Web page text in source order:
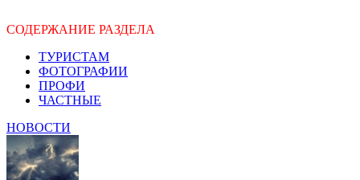
СОДЕРЖАНИЕ РАЗДЕЛА
ТУРИСТАМ
ФОТОГРАФИИ
ПРОФИ
ЧАСТНЫЕ
НОВОСТИ